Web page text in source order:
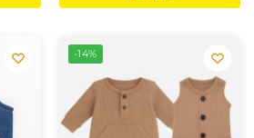
-14%